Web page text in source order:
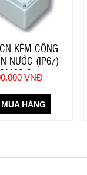
KÈM CÔNG
NƯỚC (IP67)
6
VNĐ
MUA HÀNG